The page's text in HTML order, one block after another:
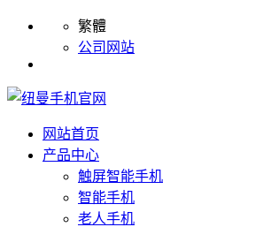
繁體
公司网站
网站首页
产品中心
触屏智能手机
智能手机
老人手机